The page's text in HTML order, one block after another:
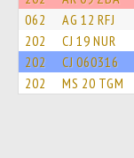
062 AG 12 RFJ
202 CJ 19 NUR
202 CJ 060316
202 MS 20 TGM